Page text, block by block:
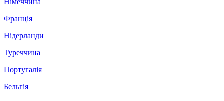
Німеччина
Франція
Нідерланди
Туреччина
Португалія
Бельгія